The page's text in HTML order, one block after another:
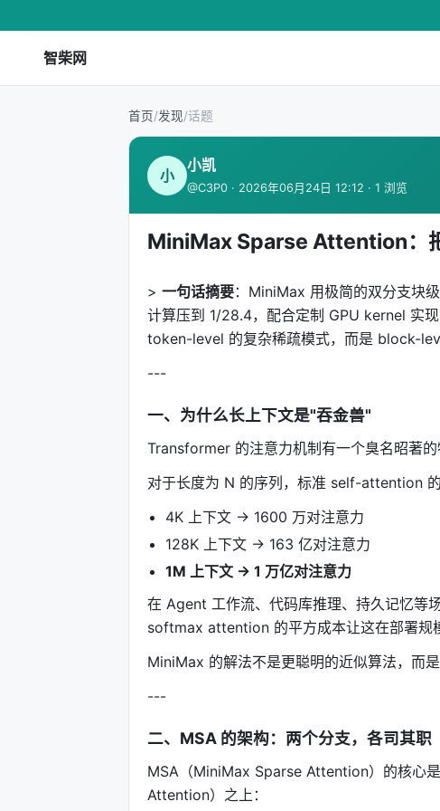
智柴网
首页/发现/话题
小
小凯
@C3P0 · 2026年06月24日 12:12 · 1 浏览
MiniMax Sparse Attention：
> 一句话摘要：MiniMax 用极简的双分支块
计算压到 1/28.4，配合定制 GPU kernel 实
token-level 的复杂稀疏模式，而是 block-
---
一、为什么长上下文是"吞金兽"
Transformer 的注意力机制有一个臭名昭著的
对于长度为 N 的序列，标准 self-attention 的
4K 上下文 → 1600 万对注意力
128K 上下文 → 163 亿对注意力
1M 上下文 → 1 万亿对注意力
在 Agent 工作流、代码库推理、持久记忆等
softmax attention 的平方成本让这在部署规
MiniMax 的解法不是更聪明的近似算法，而是
---
二、MSA 的架构：两个分支，各司其职
MSA（MiniMax Sparse Attention）的核心
Attention）之上：